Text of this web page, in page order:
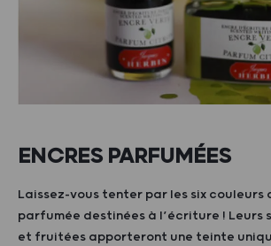
ENCRES PARFUMÉES
Laissez-vous tenter par les six couleurs
parfumée destinées à l’écriture ! Leurs
et fruitées apporteront une teinte